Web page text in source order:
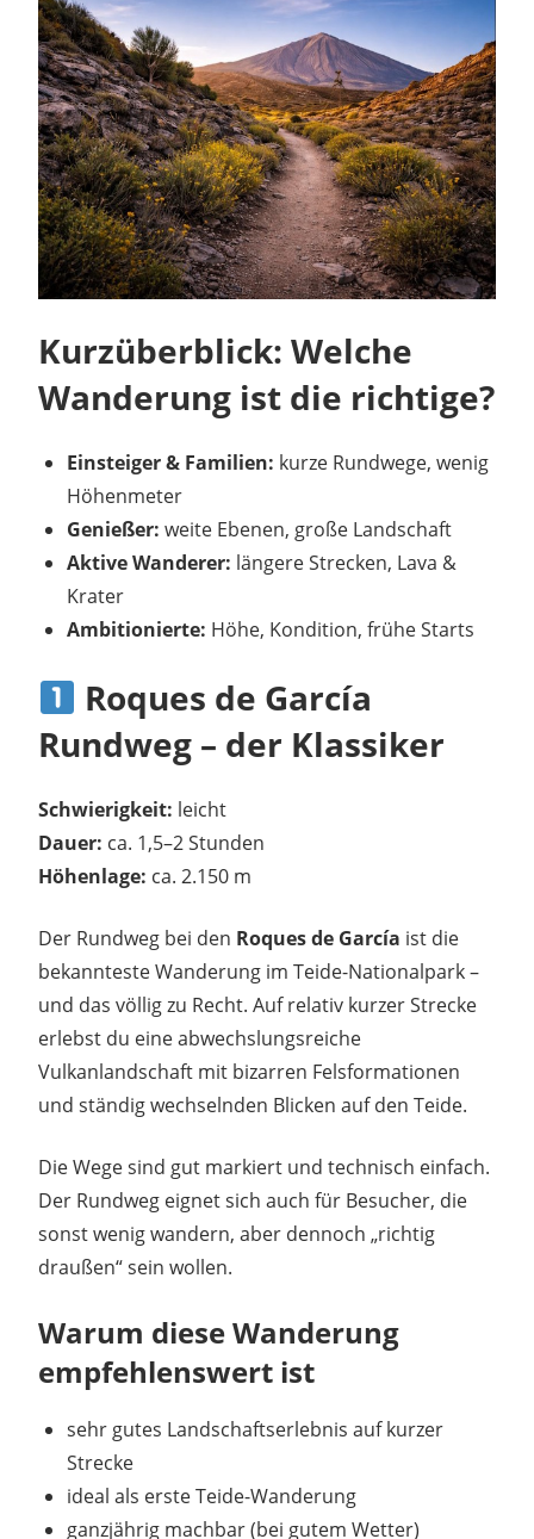
Kurzüberblick: Welche
Wanderung ist die richtige?
Einsteiger & Familien: kurze Rundwege, wenig
Höhenmeter
Genießer: weite Ebenen, große Landschaft
Aktive Wanderer: längere Strecken, Lava &
Krater
Ambitionierte: Höhe, Kondition, frühe Starts
Roques de García
Rundweg – der Klassiker
Schwierigkeit: leicht
Dauer: ca. 1,5–2 Stunden
Höhenlage: ca. 2.150 m
Der Rundweg bei den Roques de García ist die
bekannteste Wanderung im Teide-Nationalpark –
und das völlig zu Recht. Auf relativ kurzer Strecke
erlebst du eine abwechslungsreiche
Vulkanlandschaft mit bizarren Felsformationen
und ständig wechselnden Blicken auf den Teide.
Die Wege sind gut markiert und technisch einfach.
Der Rundweg eignet sich auch für Besucher, die
sonst wenig wandern, aber dennoch „richtig
draußen“ sein wollen.
Warum diese Wanderung
empfehlenswert ist
sehr gutes Landschaftserlebnis auf kurzer
Strecke
ideal als erste Teide-Wanderung
ganzjährig machbar (bei gutem Wetter)